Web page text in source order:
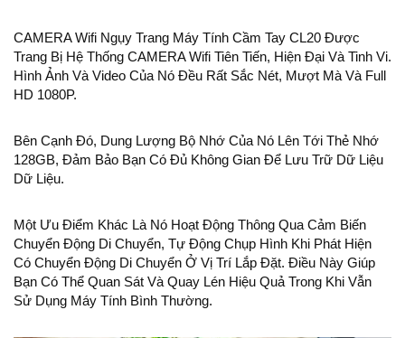
CAMERA Wifi Ngụy Trang Máy Tính Cầm Tay CL20 Được
Trang Bị Hệ Thống CAMERA Wifi Tiên Tiến, Hiện Đại Và Tinh Vi.
Hình Ảnh Và Video Của Nó Đều Rất Sắc Nét, Mượt Mà Và Full
HD 1080P.
Bên Cạnh Đó, Dung Lượng Bộ Nhớ Của Nó Lên Tới Thẻ Nhớ
128GB, Đảm Bảo Bạn Có Đủ Không Gian Để Lưu Trữ Dữ Liệu
Dữ Liệu.
Một Ưu Điểm Khác Là Nó Hoạt Động Thông Qua Cảm Biến
Chuyển Động Di Chuyển, Tự Động Chụp Hình Khi Phát Hiện
Có Chuyển Động Di Chuyển Ở Vị Trí Lắp Đặt. Điều Này Giúp
Bạn Có Thể Quan Sát Và Quay Lén Hiệu Quả Trong Khi Vẫn
Sử Dụng Máy Tính Bình Thường.